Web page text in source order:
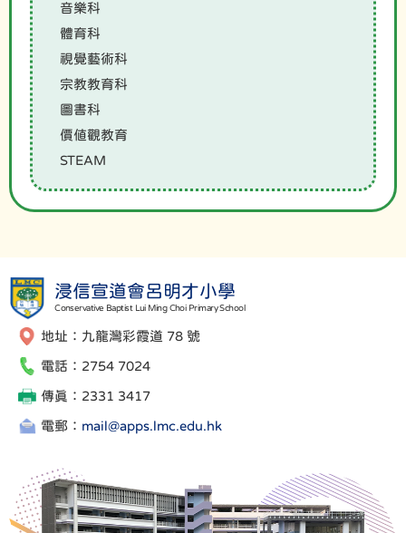
音樂科
體育科
視覺藝術科
宗教教育科
圖書科
價值觀教育
STEAM
浸信宣道會呂明才小學
Conservative Baptist Lui Ming Choi Primary School
地址：九龍灣彩霞道 78 號
電話：2754 7024
傳真：2331 3417
電郵： mail@apps.lmc.edu.hk